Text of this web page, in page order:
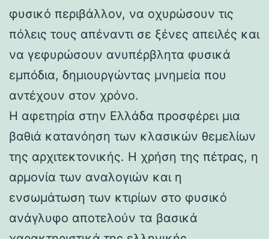
φυσικό περιβάλλον, να οχυρώσουν τις
πόλεις τους απέναντι σε ξένες απειλές και
να γεφυρώσουν ανυπέρβλητα φυσικά
εμπόδια, δημιουργώντας μνημεία που
αντέχουν στον χρόνο.
Η αφετηρία στην Ελλάδα προσφέρει μια
βαθιά κατανόηση των κλασικών θεμελίων
της αρχιτεκτονικής. Η χρήση της πέτρας, η
αρμονία των αναλογιών και η
ενσωμάτωση των κτιρίων στο φυσικό
ανάγλυφο αποτελούν τα βασικά